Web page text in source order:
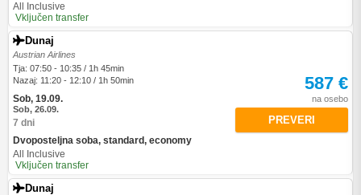
All Inclusive
Vključen transfer
Dunaj
Austrian Airlines
Tja: 07:50 - 10:35 / 1h 45min
Nazaj: 11:20 - 12:10 / 1h 50min
Sob, 19.09.
Sob, 26.09.
7 dni
Dvoposteljna soba, standard, economy
All Inclusive
Vključen transfer
587 €
na osebo
PREVERI
Dunaj